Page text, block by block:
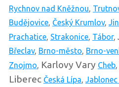
Rychnov nad Kněžnou,
Budějovice, Český Krumlov,
Prachatice, Strakonice, Tábor,
Břeclav, Brno-město, Brno-
Znojmo, Karlovy Vary Cheb,
Liberec Česká Lípa,